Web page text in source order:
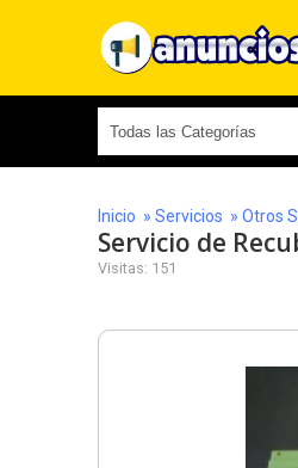
Inicio » Servicios » Otros
Servicio de
Visitas: 151